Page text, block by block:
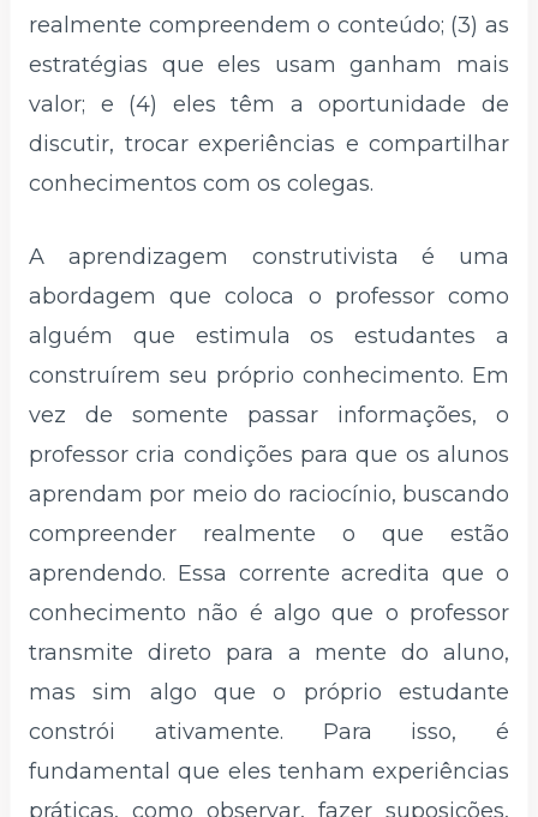
realmente compreendem o conteúdo; (3) as
estratégias que eles usam ganham mais
valor; e (4) eles têm a oportunidade de
discutir, trocar experiências e compartilhar
conhecimentos com os colegas.
A aprendizagem construtivista é uma
abordagem que coloca o professor como
alguém que estimula os estudantes a
construírem seu próprio conhecimento. Em
vez de somente passar informações, o
professor cria condições para que os alunos
aprendam por meio do raciocínio, buscando
compreender realmente o que estão
aprendendo. Essa corrente acredita que o
conhecimento não é algo que o professor
transmite direto para a mente do aluno,
mas sim algo que o próprio estudante
constrói ativamente. Para isso, é
fundamental que eles tenham experiências
práticas, como observar, fazer suposições,